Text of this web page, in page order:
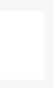
等
1